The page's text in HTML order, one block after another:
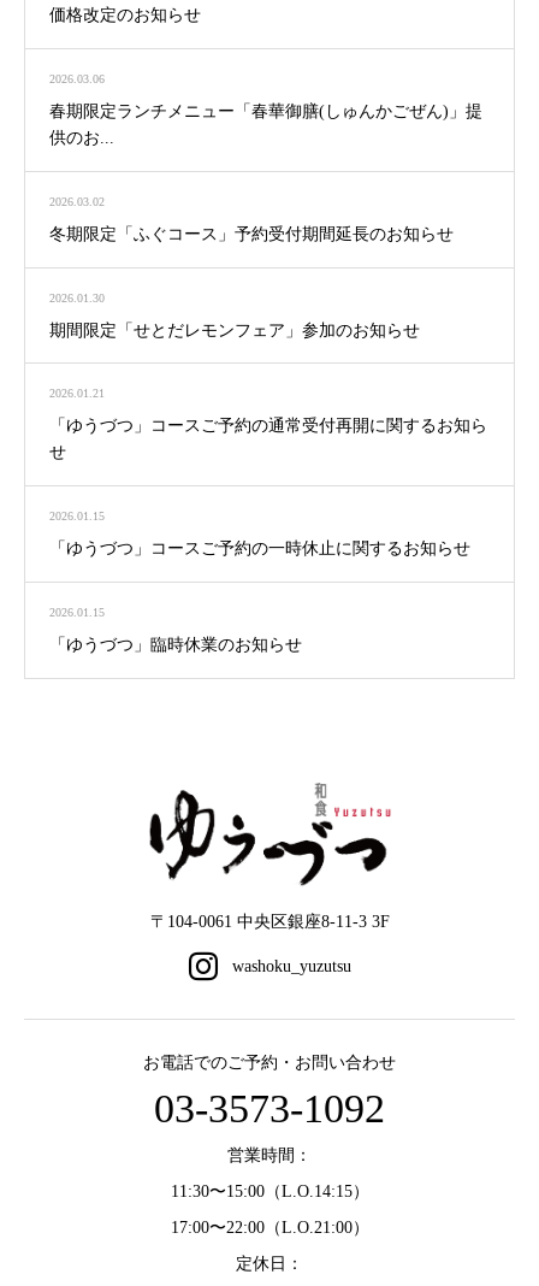
価格改定のお知らせ
2026.03.06
春期限定ランチメニュー「春華御膳(しゅんかごぜん)」提
供のお...
2026.03.02
冬期限定「ふぐコース」予約受付期間延長のお知らせ
2026.01.30
期間限定「せとだレモンフェア」参加のお知らせ
2026.01.21
「ゆうづつ」コースご予約の通常受付再開に関するお知ら
せ
2026.01.15
「ゆうづつ」コースご予約の一時休止に関するお知らせ
2026.01.15
「ゆうづつ」臨時休業のお知らせ
〒104-0061 中央区銀座8-11-3 3F
お電話でのご予約・お問い合わせ
03-3573-1092
営業時間：
11:30〜15:00（L.O.14:15）
17:00〜22:00（L.O.21:00）
定休日：